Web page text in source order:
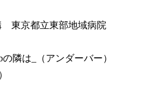
東京都立東部地域病院
は_（アンダーバー）